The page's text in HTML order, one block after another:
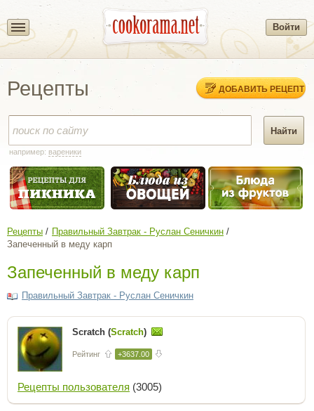
Войти
Рецепты ДОБАВИТЬ РЕЦЕПТ
например: вареники
Рецепты
Правильный Завтрак - Руслан Сеничкин
Запеченный в меду карп
Запеченный в меду карп
Правильный Завтрак - Руслан Сеничкин
Scratch (Scratch)
Рейтинг +3637.00
Рецепты пользователя (3005)